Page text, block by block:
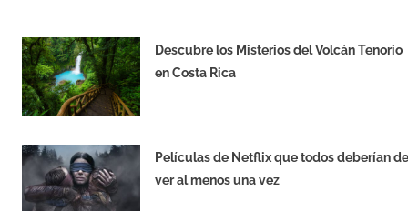
Descubre los Misterios del Volcán Tenorio
en Costa Rica
Películas de Netflix que todos deberían de
ver al menos una vez